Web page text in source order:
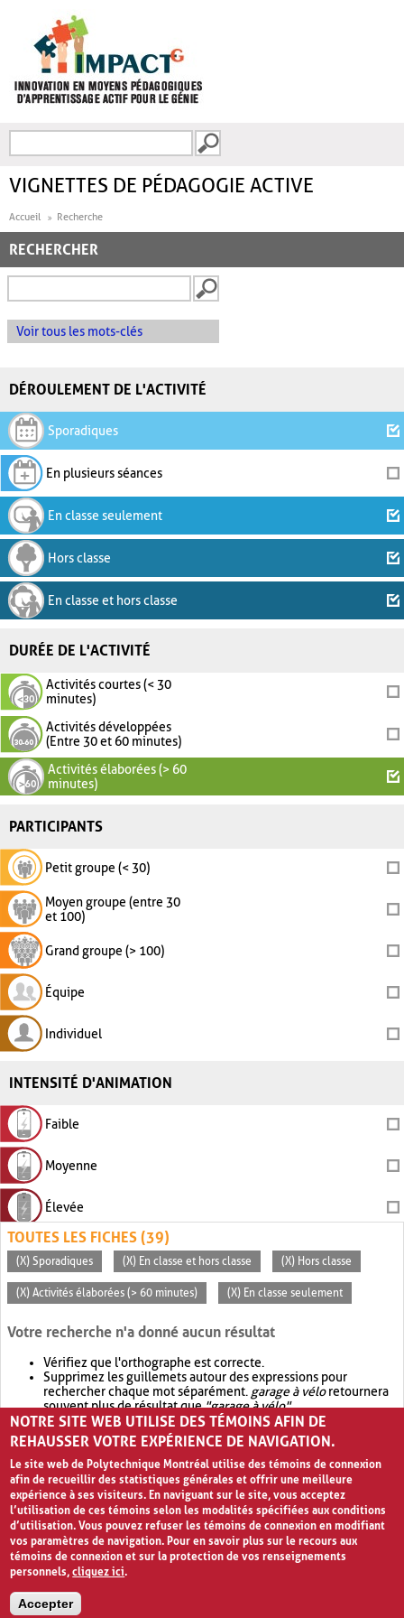
FORMULAIRE DE
VIGNETTES DE PÉDAGOGIE ACTIVE
Accueil Recherche
RECHERCHER
Voir tous les mots-clés
DÉROULEMENT DE L'ACTIVITÉ
Sporadiques
En plusieurs séances
En classe seulement
Hors classe
En classe et hors classe
DURÉE DE L'ACTIVITÉ
Activités courtes (< 30
minutes)
Activités développées
(Entre 30 et 60 minutes)
Activités élaborées (> 60
minutes)
PARTICIPANTS
Petit groupe (< 30)
Moyen groupe (entre 30
et 100)
Grand groupe (> 100)
Équipe
Individuel
INTENSITÉ D'ANIMATION
Faible
Moyenne
Élevée
TOUTES LES FICHES (39)
(X) Sporadiques (X) En classe et hors classe (X) Hors classe
(X) Activités élaborées (> 60 minutes) (X) En classe seulement
Votre recherche n'a donné aucun résultat
Vérifiez que l'orthographe est correcte.
Supprimez les guillemets autour des expressions pour
rechercher chaque mot séparément. garage à véloretournera
souvent plus de résultat que"garage à vélo".
Envisagez d'élargir votre recherche avec OR.garage OR vélo
retournera souvent plus de résultat quegarage à vélo
NOTRE SITE WEB UTILISE DES TÉMOINS AFIN DE
REHAUSSER VOTRE EXPÉRIENCE DE NAVIGATION.
Le site web de Polytechnique Montréal utilise des témoins de connexion
afin de recueillir des statistiques générales et offrir une meilleure
expérience à ses visiteurs. En naviguant sur le site, vous acceptez
l’utilisation de ces témoins selon les modalités spécifiées aux conditions
d’utilisation. Vous pouvez refuser les témoins de connexion en modifiant
vos paramètres de navigation. Pour en savoir plus sur le recours aux
témoins de connexion et sur la protection de vos renseignements
personnels,cliquez ici.
Accepter